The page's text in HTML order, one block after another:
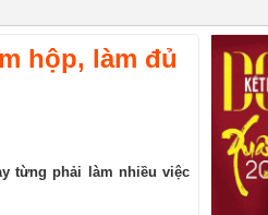
hộp, làm đủ
từng phải làm nhiều việc